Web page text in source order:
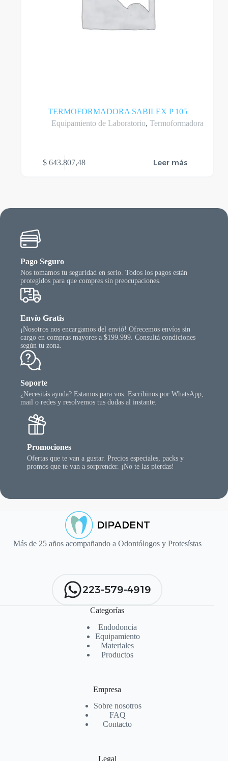
TERMOFORMADORA SABILEX P 105
Equipamiento de Laboratorio,Termoformadora
$ 643.807,48 Leer más
Pago Seguro
Nos tomamos tu seguridad en serio. Todos los pagos están
protegidos para que compres sin preocupaciones.
Envío Gratis
¡Nosotros nos encargamos del envió! Ofrecemos envíos sin
cargo en compras mayores a $199.999. Consultá condiciones
según tu zona.
Soporte
¿Necesitás ayuda? Estamos para vos. Escribinos por WhatsApp,
mail o redes y resolvemos tus dudas al instante.
Promociones
Ofertas que te van a gustar. Precios especiales, packs y
promos que te van a sorprender. ¡No te las pierdas!
Más de 25 años acompañando a Odontólogos y Protesístas
223-579-4919
Categorías
Endodoncia
Equipamiento
Materiales
Productos
Empresa
Sobre nosotros
FAQ
Contacto
Legal